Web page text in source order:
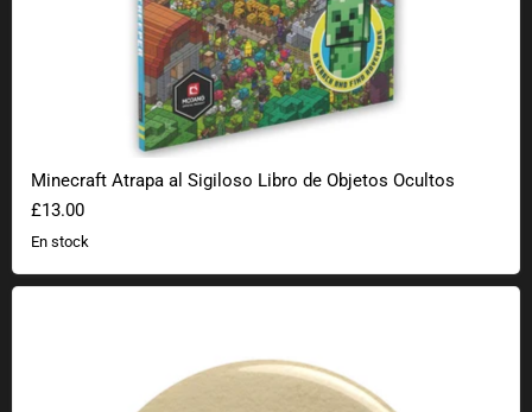
Minecraft Atrapa al Sigiloso Libro de Objetos Ocultos
£13.00
En stock